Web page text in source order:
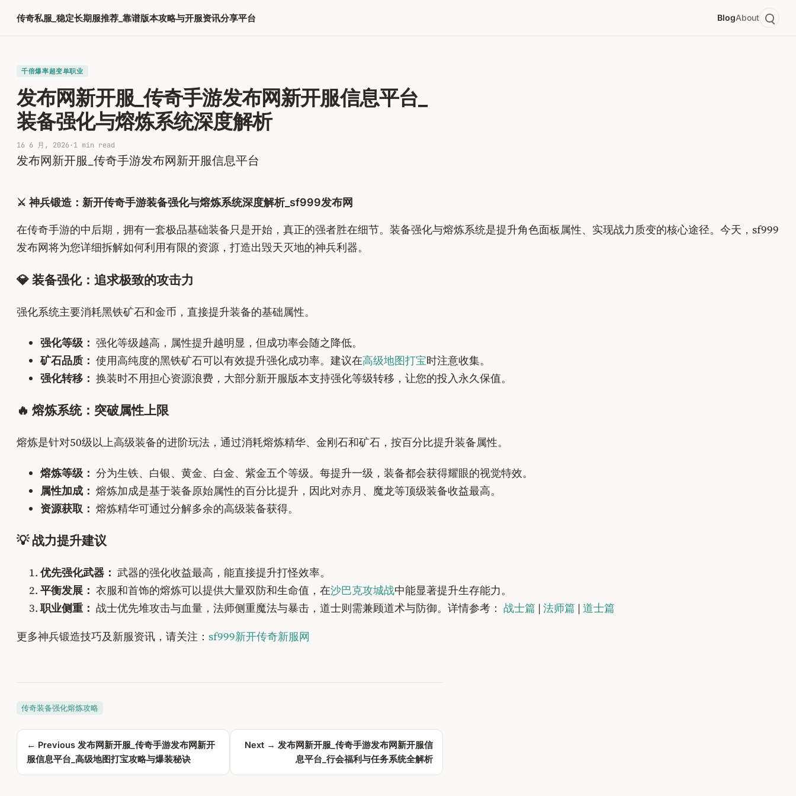
传奇私服_稳定长期服推荐_靠谱版本攻略与开服资讯分享平台 BlogAbout
千倍爆率超变单职业​
发布网新开服_传奇手游发布网新开服信息平台_
装备强化与熔炼系统深度解析
16 6 月, 2026·1 min read
发布网新开服_传奇手游发布网新开服信息平台
⚔️ 神兵锻造：新开传奇手游装备强化与熔炼系统深度解析_sf999发布网
在传奇手游的中后期，拥有一套极品基础装备只是开始，真正的强者胜在细节。装备强化与熔炼系统是提升角色面板属性、实现战力质变的核心途径。今天，sf999
发布网将为您详细拆解如何利用有限的资源，打造出毁天灭地的神兵利器。
💎 装备强化：追求极致的攻击力
强化系统主要消耗黑铁矿石和金币，直接提升装备的基础属性。
强化等级： 强化等级越高，属性提升越明显，但成功率会随之降低。
矿石品质： 使用高纯度的黑铁矿石可以有效提升强化成功率。建议在高级地图打宝时注意收集。
强化转移： 换装时不用担心资源浪费，大部分新开服版本支持强化等级转移，让您的投入永久保值。
🔥 熔炼系统：突破属性上限
熔炼是针对50级以上高级装备的进阶玩法，通过消耗熔炼精华、金刚石和矿石，按百分比提升装备属性。
熔炼等级： 分为生铁、白银、黄金、白金、紫金五个等级。每提升一级，装备都会获得耀眼的视觉特效。
属性加成： 熔炼加成是基于装备原始属性的百分比提升，因此对赤月、魔龙等顶级装备收益最高。
资源获取： 熔炼精华可通过分解多余的高级装备获得。
💡 战力提升建议
优先强化武器： 武器的强化收益最高，能直接提升打怪效率。
平衡发展： 衣服和首饰的熔炼可以提供大量双防和生命值，在沙巴克攻城战中能显著提升生存能力。
职业侧重： 战士优先堆攻击与血量，法师侧重魔法与暴击，道士则需兼顾道术与防御。详情参考： 战士篇 | 法师篇 | 道士篇
更多神兵锻造技巧及新服资讯，请关注： sf999新开传奇新服网
传奇装备强化熔炼攻略
← Previous 发布网新开服_传奇手游发布网新开
服信息平台_高级地图打宝攻略与爆装秘诀
Next → 发布网新开服_传奇手游发布网新开服信
息平台_行会福利与任务系统全解析